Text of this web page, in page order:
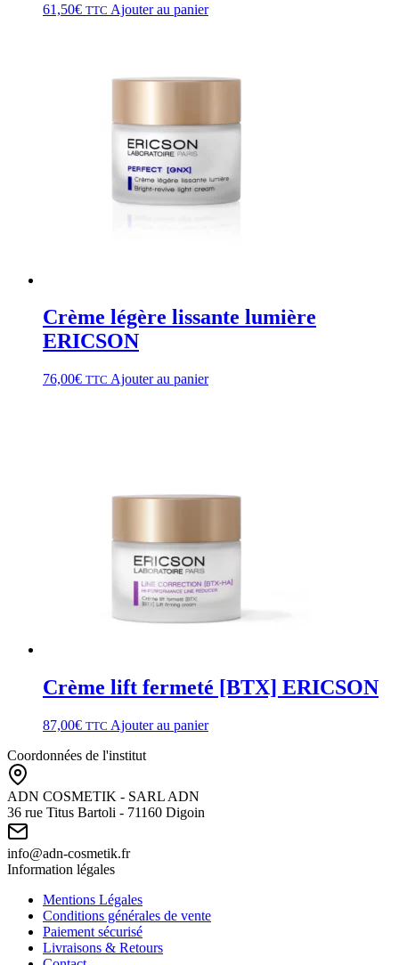
61,50€ TTC Ajouter au panier
Crème légère lissante lumière
ERICSON
76,00€ TTC Ajouter au panier
Crème lift fermeté [BTX] ERICSON
87,00€ TTC Ajouter au panier
Coordonnées de l'institut
ADN COSMETIK - SARL ADN
36 rue Titus Bartoli - 71160 Digoin
info@adn-cosmetik.fr
Information légales
Mentions Légales
Conditions générales de vente
Paiement sécurisé
Livraisons & Retours